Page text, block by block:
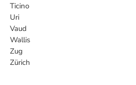
Ticino
Uri
Vaud
Wallis
Zug
Zürich